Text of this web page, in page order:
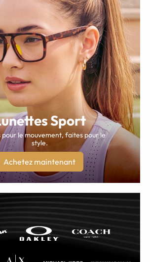
Sport
pour le mouvement, faites pour le
style.
Achetez maintenant